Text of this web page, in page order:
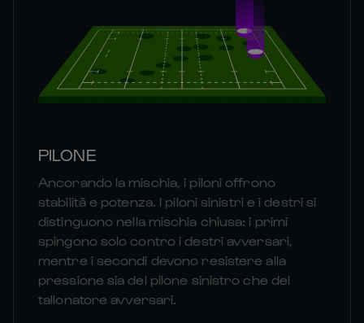
PILONE
Ancorando la mischia, i piloni offrono
stabilità e potenza. I piloni sinistri e i destri si
distinguono nella mischia chiusa: i primi
spingono solo contro i destri avversari,
mentre i secondi devono resistere alla
pressione sia del pilone sinistro che del
tallonatore avversari.